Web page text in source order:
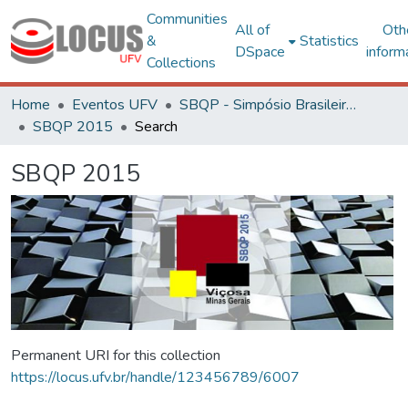
Communities
&
Collections
All of
DSpace
Statistics
Home Eventos UFV
SBQP - Simpósio Brasileiro de Qualidade do Projeto no Ambiente Construído
SBQP 2015
Search
SBQP 2015
Permanent URI for this collection
https://locus.ufv.br/handle/123456789/6007